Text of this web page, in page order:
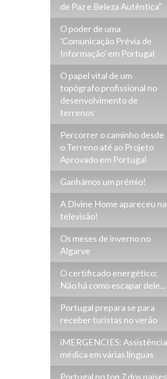
de Paz e Beleza Autêntica"
O poder de uma
'Comunicação Prévia de
Informação' em Portugal
O papel vital de um
topógrafo profissional no
desenvolvimento de
terrenos
Percorrer o caminho desde
o Terreno até ao Projeto
Aprovado em Portugal
Ganhámos um prémio!
A Divine Home apareceu na
televisão!
Os meses de inverno no
Algarve
O certificado energético;
Não há como escapar dele...
Portugal prepara se para
receber turistas no verão
iMERGENCIES: Assistência
médica em várias línguas
Portugal no top 7 dos países